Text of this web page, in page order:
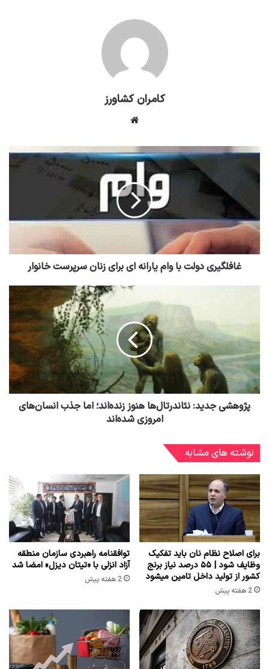
کامران کشاورز
غافلگیری دولت با وام یارانه ای برای زنان سرپرست خانوار
پژوهشی جدید: نئاندرتال‌ها هنوز زنده‌اند؛ اما جذب انسان‌های
امروزی شده‌اند
نوشته های مشابه
برای اصلاح نظام نان باید تفکیک
وظایف شود | ۵۵ درصد نیاز برنج
کشور از تولید داخل تامین میشود
2 هفته پیش
توافقنامه راهبردی سازمان منطقه
آزاد انزلی با «تیتان دیزل» امضا شد
2 هفته پیش